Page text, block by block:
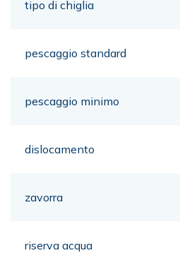
tipo di chiglia
pescaggio standard
pescaggio minimo
dislocamento
zavorra
riserva acqua